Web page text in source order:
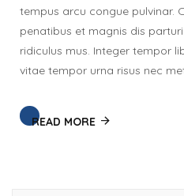
tempus arcu congue pulvinar.
penatibus et magnis dis
ridiculus mus. Integer tempor
vitae tempor urna risus nec
READ MORE